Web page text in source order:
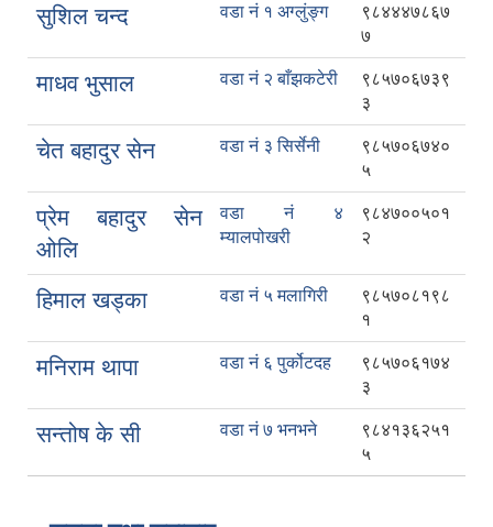
सुशिल चन्द वडा नं १ अग्लुंङ्ग
९८४४४७८६७
७
माधव भुसाल वडा नं २ बाँझकटेरी
९८५७०६७३९
३
चेत बहादुर सेन वडा नं ३ सिर्सेनी
९८५७०६७४०
५
प्रेम बहादुर सेन
ओलि
वडा नं ४
म्यालपोखरी
९८४७००५०१
२
हिमाल खड्का वडा नं ५ मलागिरी
९८५७०८१९८
१
मनिराम थापा वडा नं ६ पुर्कोटदह
९८५७०६१७४
३
सन्तोष के सी वडा नं ७ भनभने
९८४१३६२५१
५